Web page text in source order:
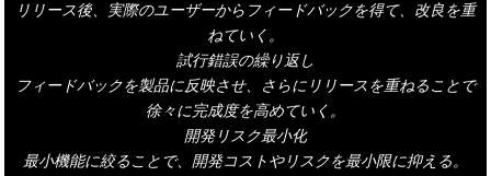
リリース後、実際のユーザーからフィードバックを得て、改良を重
ねていく。
試行錯誤の繰り返し
フィードバックを製品に反映させ、さらにリリースを重ねることで
徐々に完成度を高めていく。
開発リスク最小化
最小機能に絞ることで、開発コストやリスクを最小限に抑える。